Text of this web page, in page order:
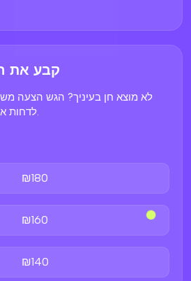
קבע את
לא מוצא חן בעיניך? הגש הצעה
לדחות או לנהל משא ומתן חזרה.
₪180
₪160
₪140